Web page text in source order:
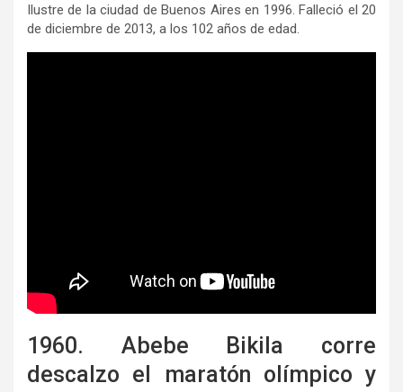
Ilustre de la ciudad de Buenos Aires en 1996. Falleció el 20
de diciembre de 2013, a los 102 años de edad.
1960. Abebe Bikila corre
descalzo el maratón olímpico y